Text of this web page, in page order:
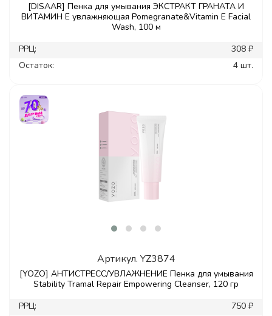
[DISAAR] Пенка для умывания ЭКСТРАКТ ГРАНАТА И
ВИТАМИН Е увлажняющая Pomegranate&Vitamin E Facial
Wash, 100 м
РРЦ:
308 ₽
Остаток:
4 шт.
Артикул. YZ3874
[YOZO] АНТИСТРЕСС/УВЛАЖНЕНИЕ Пенка для умывания
Stability Tramal Repair Empowering Cleanser, 120 гр
РРЦ:
750 ₽